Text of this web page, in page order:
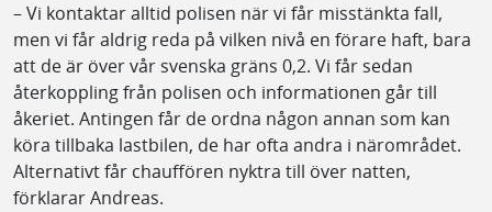
– Vi kontaktar alltid polisen när vi får misstänkta fall,
men vi får aldrig reda på vilken nivå en förare haft, bara
att de är över vår svenska gräns 0,2. Vi får sedan
återkoppling från polisen och informationen går till
åkeriet. Antingen får de ordna någon annan som kan
köra tillbaka lastbilen, de har ofta andra i närområdet.
Alternativt får chauffören nyktra till över natten,
förklarar Andreas.